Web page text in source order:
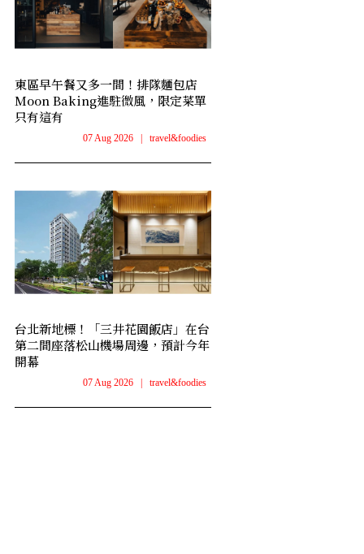
東區早午餐又多一間！排隊麵包店
Moon Baking進駐微風，限定菜單
只有這有
07 Aug 2026 travel&foodies
台北新地標！「三井花園飯店」在台
第二間座落松山機場周邊，預計今年
開幕
07 Aug 2026 travel&foodies